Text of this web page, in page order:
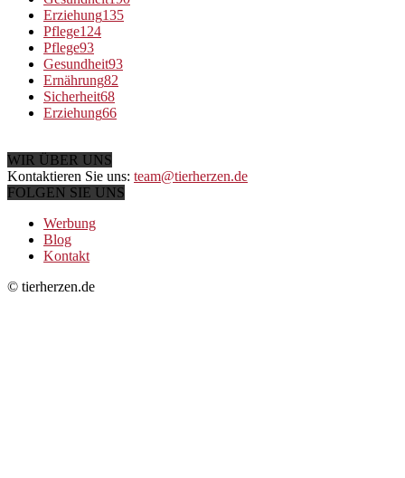
Erziehung135
Pflege124
Pflege93
Gesundheit93
Ernährung82
Sicherheit68
Erziehung66
WIR ÜBER UNS
Kontaktieren Sie uns: team@tierherzen.de
FOLGEN SIE UNS
Werbung
Blog
Kontakt
© tierherzen.de